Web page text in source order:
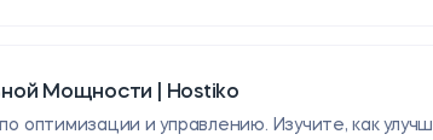
Мощности | Hostiko
оптимизации и управлению. Изучите, как